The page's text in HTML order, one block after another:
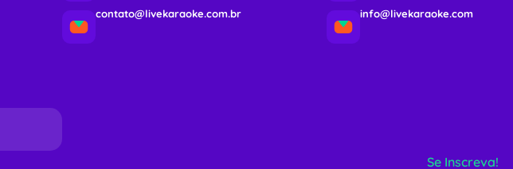
contato@livekaraoke.com.br info@livekaraoke.com
Se Inscreva!